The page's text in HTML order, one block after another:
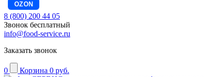
OZON
8 (800) 200 44 05
Звонок бесплатный
info@food-service.ru
Заказать звонок
0 Корзина 0 руб.